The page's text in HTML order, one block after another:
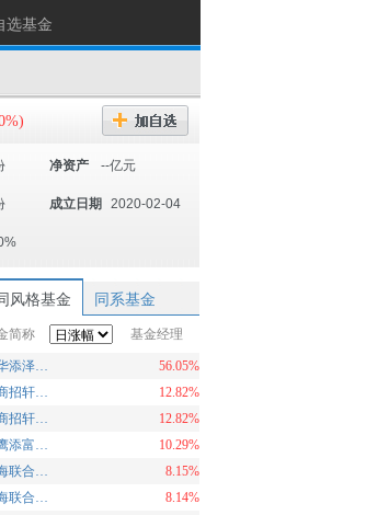
选基金
净资产 --亿元
成立日期 2020-02-04
风格基金 同系基金
简称 基金经理
银华添泽定期开放债券
56.05%
招商招轩纯债C
12.82%
招商招轩纯债A
12.82%
金鹰添富纯债债券
10.29%
前海联合泳盛纯债A
8.15%
前海联合泳盛纯债C
8.14%